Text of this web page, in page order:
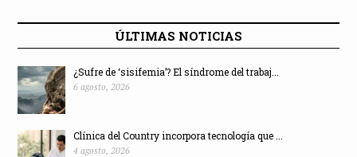
ÚLTIMAS NOTICIAS
¿Sufre de ‘sisifemia’? El síndrome del trabaj...
6 agosto, 2026
Clínica del Country incorpora tecnología que ...
4 agosto, 2026